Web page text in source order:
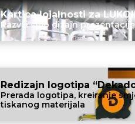
Kartica lojalnosti za
Razvili smo dizajn
Redizajn logotipa
Prerada logotipa, kreiranje
tiskanog materijala